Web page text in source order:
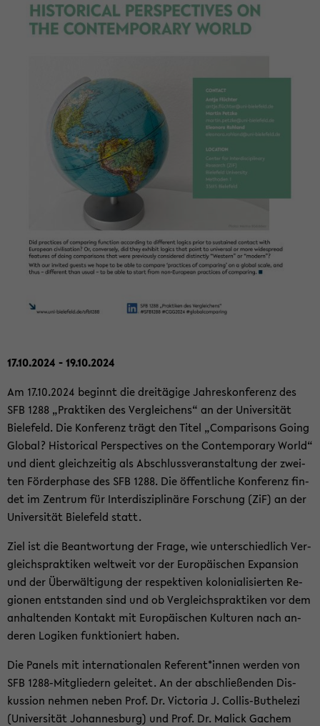
17.10.2024 - 19.10.2024
Am 17.10.2024 be­ginnt die drei­tä­gi­ge Jah­res­kon­fe­renz des
SFB 1288 „Prak­ti­ken des Ver­glei­chens“ an der Uni­ver­si­tät
Bie­le­feld. Die Kon­fe­renz trägt den Titel „Com­pa­ri­sons Going
Glo­bal? His­to­ri­cal Per­spec­ti­ves on the Con­tem­pora­ry World“
und dient gleich­zei­tig als Ab­schluss­ver­an­stal­tung der zwei­
ten För­der­pha­se des SFB 1288. Die öf­fent­li­che Kon­fe­renz fin­
det im Zen­trum für In­ter­dis­zi­pli­nä­re For­schung (ZiF) an der
Uni­ver­si­tät Bie­le­feld statt.
Ziel ist die Be­ant­wor­tung der Frage, wie un­ter­schied­lich Ver­
gleichs­prak­ti­ken welt­weit vor der Eu­ro­päi­schen Ex­pan­si­on
und der Über­wäl­ti­gung der re­spek­ti­ven ko­lo­nia­li­sier­ten Re­
gio­nen ent­stan­den sind und ob Ver­gleichs­prak­ti­ken vor dem
an­hal­ten­den Kon­takt mit Eu­ro­päi­schen Kul­tu­ren nach an­
de­ren Lo­gi­ken funk­tio­niert haben.
Die Pa­nels mit in­ter­na­tio­na­len Re­fe­rent*innen wer­den von
SFB 1288-​Mitgliedern ge­lei­tet. An der ab­schlie­ßen­den Dis­
kus­si­on neh­men neben Prof. Dr. Vic­to­ria J. Collis-​Buthelezi
(Uni­ver­si­tät Jo­han­nes­burg) und Prof. Dr. Malick Ga­chem